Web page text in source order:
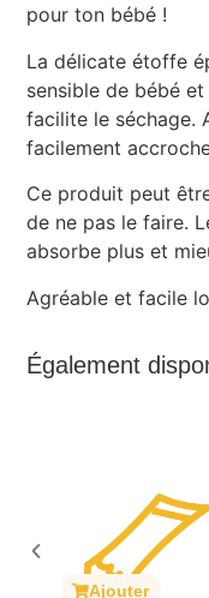
pour ton bébé !
La délicate étoffe
sensible de bébé
facilite le séchage.
facilement
Ce produit peut
de ne pas le faire.
absorbe plus et
Agréable et facile
Également
Ajouter